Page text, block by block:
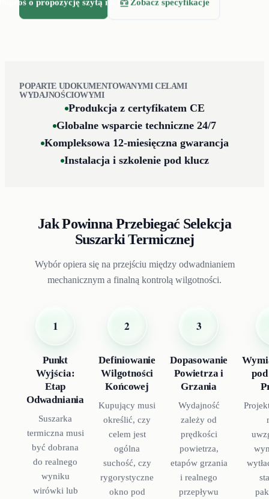
o propozycję szytą na miaręZobacz specyfikacje
POPARTE UDOKUMENTOWANYMI CELAMI
WYDAJNOŚCIOWYMI
Produkcja z certyfikatem CE
Globalne wsparcie techniczne 24/7
Kompleksowa 12-miesięczna gwarancja
Instalacja i szkolenie pod klucz
Jak Powinna Przebiegać Selekcja
Suszarki Termicznej
Wybór opiera się na przejściu między odwadnianiem
mechanicznym a finalną kontrolą wilgotności.
1
Punkt
Wyjścia:
Etap
Odwadniania
Suszarka
termiczna musi
być dobrana
do realnego
wyniku
wirówki lub
2
Definiowanie
Wilgotności
Końcowej
Kupujący musi
określić, czy
celem jest
ogólna
suchość, czy
rygorystyczne
okno pod
3
Dopasowanie
Powietrza i
Grzania
Wydajność
zależy od
prędkości
powietrza,
etapów grzania
i realnego
przepływu